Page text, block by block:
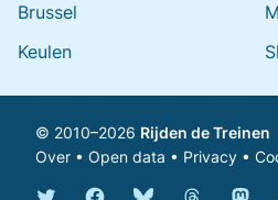
Brussel
Keulen
© 2010–2026 Rijden de Treinen
Over • Open data • Privacy •